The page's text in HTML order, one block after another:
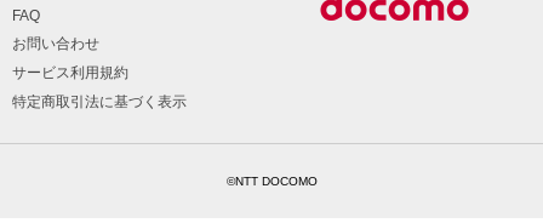
FAQ
お問い合わせ
サービス利用規約
特定商取引法に基づく表示
©NTT DOCOMO